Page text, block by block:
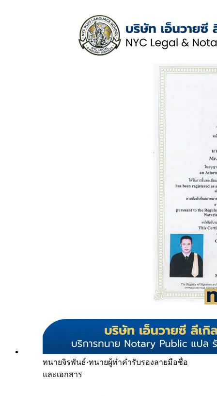
ทนายจิรพันธ์·ทนายผู้ทำคำรับรองลายมือชื่อ
และเอกสาร